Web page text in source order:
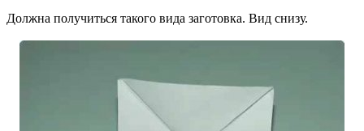
Должна получиться такого вида заготовка. Вид снизу.